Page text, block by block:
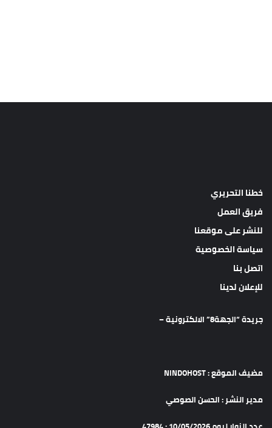
خطنا التحريري
فريق العمل
للنشر على موقعنا
سياسة الخصوصية
اتصل بنا
للإعلان لدينا
جريدة “الجهة8” الالكترونية –
مضيف الموقع : NINDOHOST
مدير النشر : الحسن الصوصي